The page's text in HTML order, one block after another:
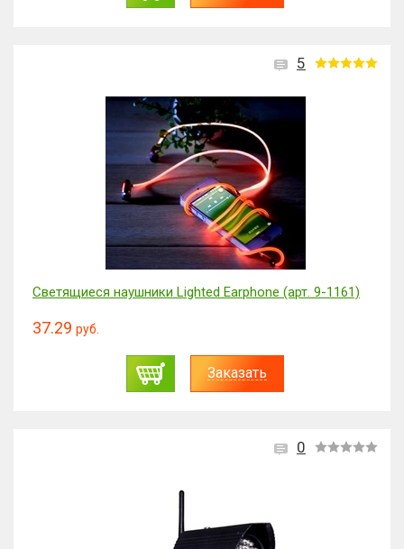
5
Светящиеся наушники Lighted Earphone (арт. 9-1161)
37.29 руб.
Заказать
0